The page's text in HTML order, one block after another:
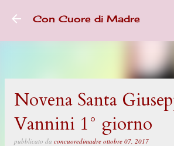
Passa ai contenuti principali
Con Cuore di Madre
Novena Santa
Vannini 1° giorno
pubblicato da concuoredimadre ottobre 07, 2017